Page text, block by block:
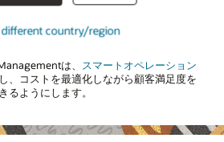
different country/region
ョンは、会社やサプライ・ネットワーク
可視性と管理を提供していますか? Oracle
は、
スマートオペレーション
、コストを最適化しながら顧客満足度を
るようにします。